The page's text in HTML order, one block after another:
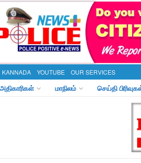
KANNADA YOUTUBE OUR SERVICES
அதிகாரிகள் மாநிலம் செய்தி